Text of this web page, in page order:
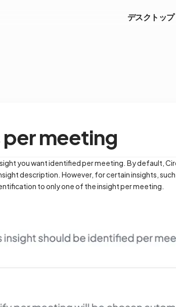
デスクトップ
meeting
you want identified per meeting. By default,
description. However, for certain insights,
to only one of the insight per meeting.